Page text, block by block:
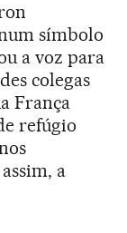
símbolo
a voz para
colegas
França
refúgio
a